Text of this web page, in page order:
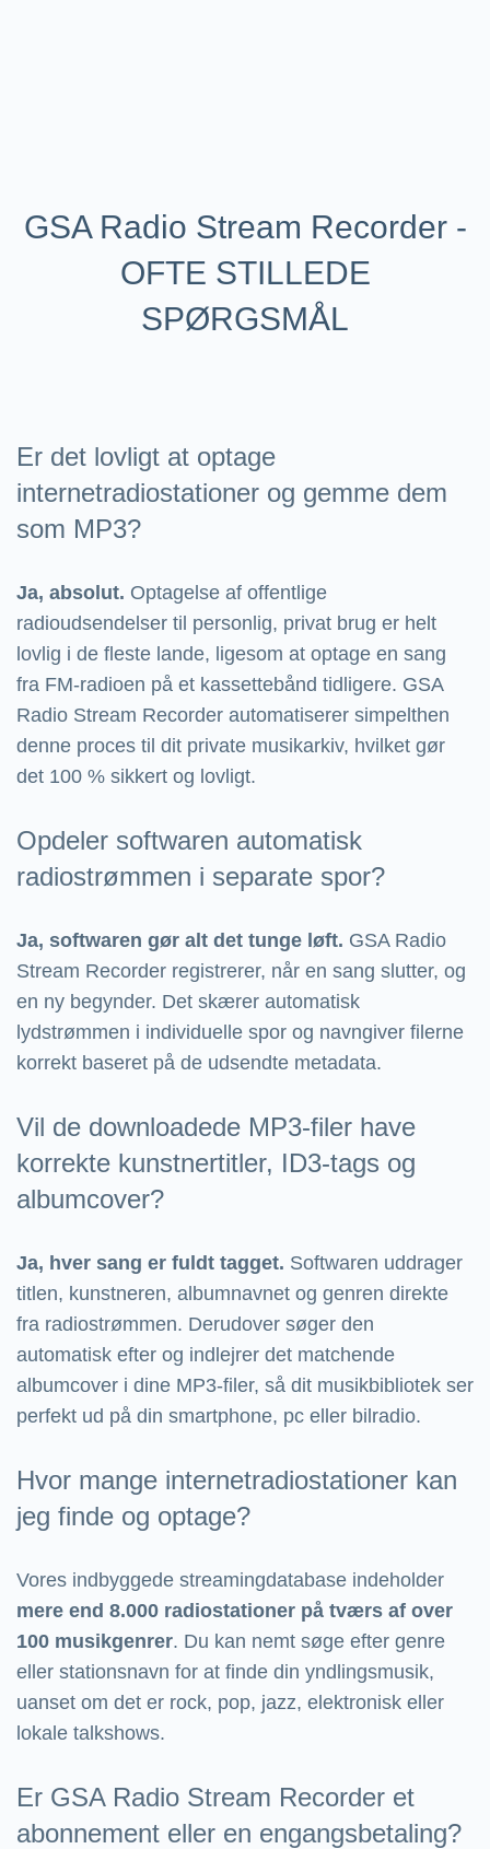
GSA Radio Stream Recorder -
OFTE STILLEDE
SPØRGSMÅL
Er det lovligt at optage
internetradiostationer og gemme dem
som MP3?
Ja, absolut. Optagelse af offentlige
radioudsendelser til personlig, privat brug er helt
lovlig i de fleste lande, ligesom at optage en sang
fra FM-radioen på et kassettebånd tidligere. GSA
Radio Stream Recorder automatiserer simpelthen
denne proces til dit private musikarkiv, hvilket gør
det 100 % sikkert og lovligt.
Opdeler softwaren automatisk
radiostrømmen i separate spor?
Ja, softwaren gør alt det tunge løft. GSA Radio
Stream Recorder registrerer, når en sang slutter, og
en ny begynder. Det skærer automatisk
lydstrømmen i individuelle spor og navngiver filerne
korrekt baseret på de udsendte metadata.
Vil de downloadede MP3-filer have
korrekte kunstnertitler, ID3-tags og
albumcover?
Ja, hver sang er fuldt tagget. Softwaren uddrager
titlen, kunstneren, albumnavnet og genren direkte
fra radiostrømmen. Derudover søger den
automatisk efter og indlejrer det matchende
albumcover i dine MP3-filer, så dit musikbibliotek ser
perfekt ud på din smartphone, pc eller bilradio.
Hvor mange internetradiostationer kan
jeg finde og optage?
Vores indbyggede streamingdatabase indeholder
mere end 8.000 radiostationer på tværs af over
100 musikgenrer. Du kan nemt søge efter genre
eller stationsnavn for at finde din yndlingsmusik,
uanset om det er rock, pop, jazz, elektronisk eller
lokale talkshows.
Er GSA Radio Stream Recorder et
abonnement eller en engangsbetaling?